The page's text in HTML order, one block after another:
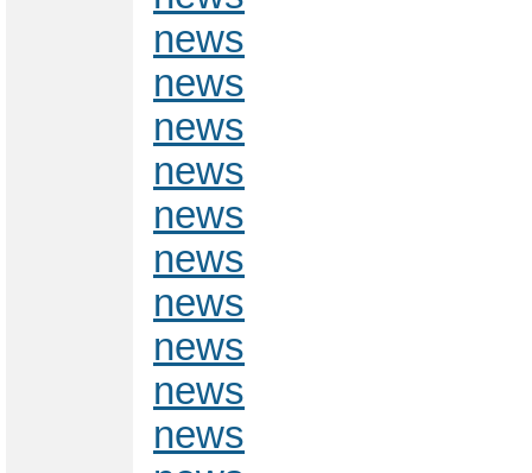
news
news
news
news
news
news
news
news
news
news